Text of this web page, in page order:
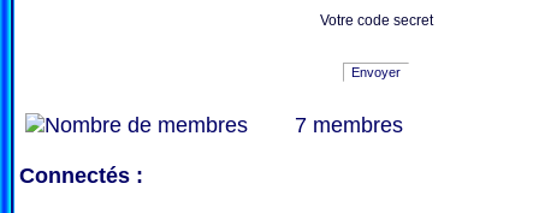
Votre code secret
Envoyer
7 membres
Connectés :